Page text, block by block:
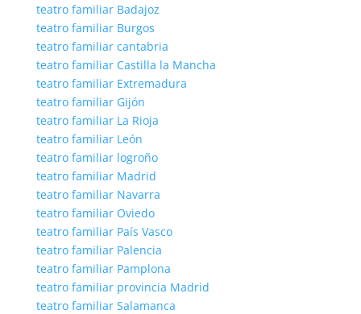
teatro familiar Badajoz
teatro familiar Burgos
teatro familiar cantabria
teatro familiar Castilla la Mancha
teatro familiar Extremadura
teatro familiar Gijón
teatro familiar La Rioja
teatro familiar León
teatro familiar logroño
teatro familiar Madrid
teatro familiar Navarra
teatro familiar Oviedo
teatro familiar País Vasco
teatro familiar Palencia
teatro familiar Pamplona
teatro familiar provincia Madrid
teatro familiar Salamanca